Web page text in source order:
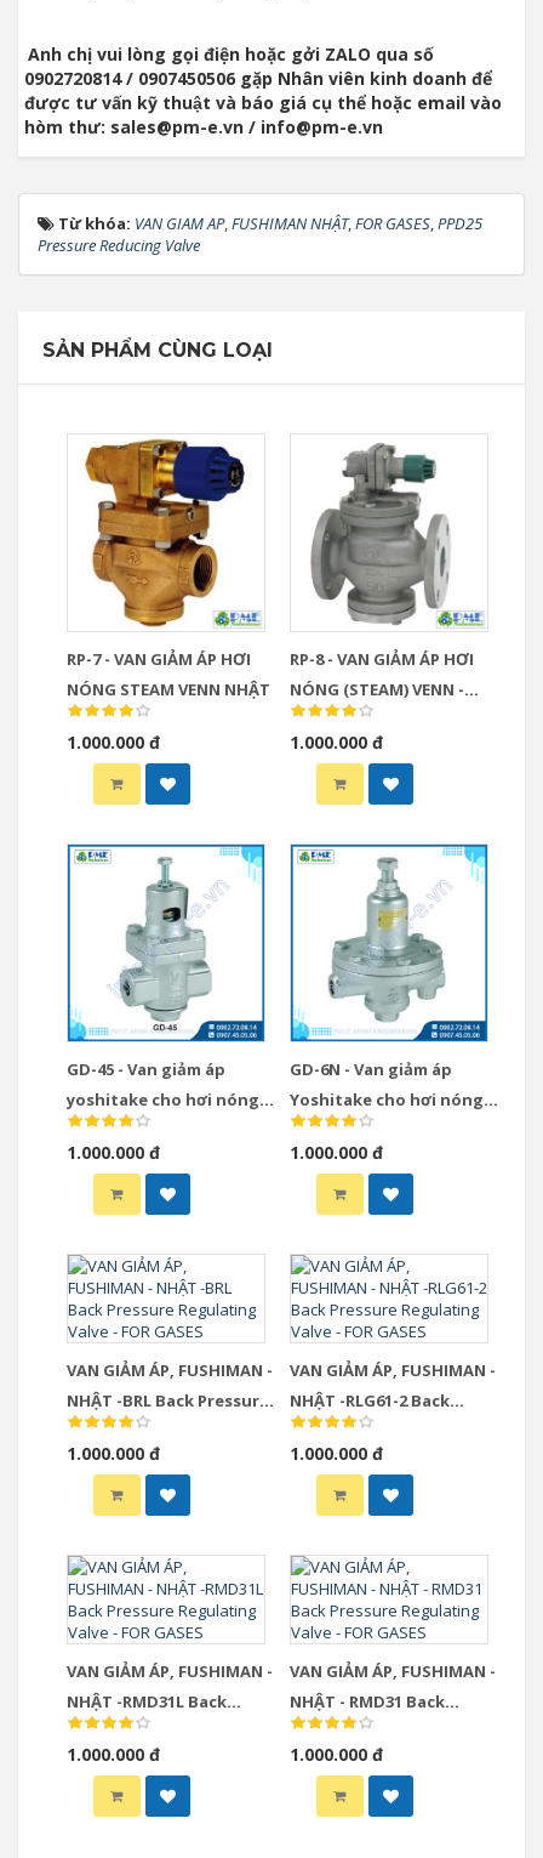
Anh chị vui lòng gọi điện hoặc gởi ZALO qua số
0902720814 / 0907450506 gặp Nhân viên kinh doanh để
được tư vấn kỹ thuật và báo giá cụ thể hoặc email vào
hòm thư: sales@pm-e.vn / info@pm-e.vn
Từ khóa: VAN GIAM AP,FUSHIMAN NHẬT,FOR GASES,PPD25
Pressure Reducing Valve
SẢN PHẨM CÙNG LOẠI
RP-7 - VAN GIẢM ÁP HƠI
NÓNG STEAM VENN NHẬT
1.000.000 đ
RP-8 - VAN GIẢM ÁP HƠI
NÓNG (STEAM) VENN -
NHẬT
1.000.000 đ
GD-45 - Van giảm áp
yoshitake cho hơi nóng
steam
1.000.000 đ
GD-6N - Van giảm áp
Yoshitake cho hơi nóng
steam
1.000.000 đ
VAN GIẢM ÁP, FUSHIMAN -
NHẬT -BRL Back Pressure
Regulating Valve - FOR
GASES
1.000.000 đ
VAN GIẢM ÁP, FUSHIMAN -
NHẬT -RLG61-2 Back
Pressure Regulating
Valve - FOR GASES
1.000.000 đ
VAN GIẢM ÁP, FUSHIMAN -
NHẬT -RMD31L Back
Pressure Regulating
Valve - FOR GASES
1.000.000 đ
VAN GIẢM ÁP, FUSHIMAN -
NHẬT - RMD31 Back
Pressure Regulating
Valve - FOR GASES
1.000.000 đ